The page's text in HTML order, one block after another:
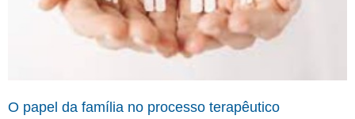
O papel da família no processo terapêutico